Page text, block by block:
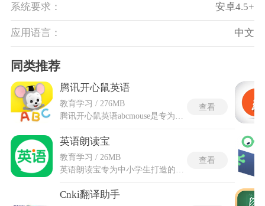
系统要求： 安卓4.5+
应用语言： 中文
同类推荐
腾讯开心鼠英语
教育学习 / 276MB
腾讯开心鼠英语abcmouse是专为3至8岁儿童设计的沉浸式英语启蒙学习应用，将语言习得融入趣味互动活动中，让孩子在玩乐中自然开口。腾讯开心鼠英语abcmouse源自美国知名教育品牌ABCmouse，由腾讯引入国内并进行了深度本土化优化，课程体系涵盖听力、口语、拼读和基础词汇，所有内容均围绕生动可爱的动画角色和丰富场景展开。孩子跟随开心鼠主角团在音乐小镇、数字乐园和故事城堡中探险，每完成一个学习任务就能获得奖励票，用来装饰自己的虚拟房间或饲养宠物，这种正向激励极大调动了主动性。
查看
英语朗读宝
教育学习 / 26MB
查看
Cnki翻译助手